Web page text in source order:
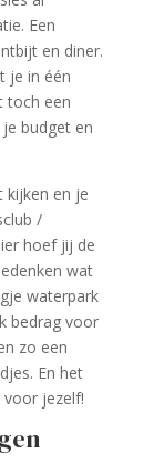
Een
en diner.
je in één
toch een
budget en
kijken en je
/
hoef jij de
wat
waterpark
bedrag voor
zo een
En het
jezelf!